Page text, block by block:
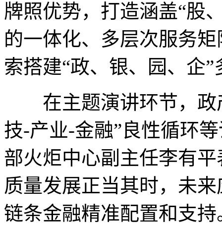
牌照优势，打造涵盖“股
的一体化、多层次服务
索搭建“政、银、园、企
在主题演讲环节，政
技-产业-金融”良性循环
部火炬中心副主任李有
质量发展正当其时，未
链条金融精准配置和支持